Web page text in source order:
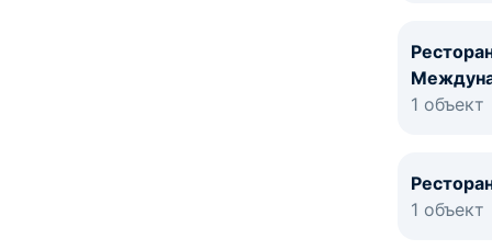
1 объект
1 объект